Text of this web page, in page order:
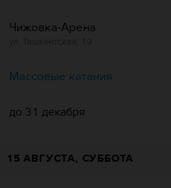
Чижовка-Арена
Массовые катания
до 31 декабря
15 АВГУСТА, СУББОТА